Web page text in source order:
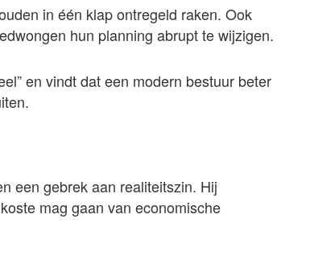
in één klap ontregeld raken. Ook
hun planning abrupt te wijzigen.
en vindt dat een modern bestuur beter
een gebrek aan realiteitszin. Hij
mag gaan van economische